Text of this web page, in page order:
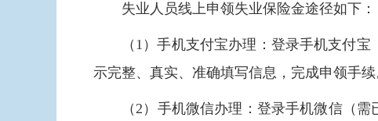
失业人员线上申领失业保险金途径如下：
（1）手机支付宝办理：登录手机支付
示完整、真实、准确填写信息，完成申领手续
（2）手机微信办理：登录手机微信（